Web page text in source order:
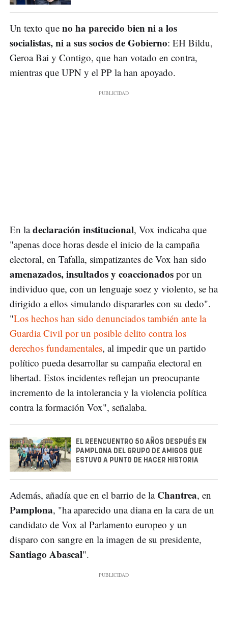
Un texto que no ha parecido bien ni a los
socialistas, ni a sus socios de Gobierno: EH Bildu,
Geroa Bai y Contigo, que han votado en contra,
mientras que UPN y el PP la han apoyado.
En ladeclaración institucional, Vox indicaba que
"apenas doce horas desde el inicio de la campaña
electoral, en Tafalla, simpatizantes de Vox han sido
amenazados, insultados y coaccionados por un
individuo que, con un lenguaje soez y violento, se ha
dirigido a ellos simulando dispararles con su dedo".
"Los hechos han sido denunciados también ante la
Guardia Civil por un posible delito contra los
derechos fundamentales, al impedir que un partido
político pueda desarrollar su campaña electoral en
libertad. Estos incidentes reflejan un preocupante
incremento de la intolerancia y la violencia política
contra la formación Vox", señalaba.
EL REENCUENTRO 50 AÑOS DESPUÉS EN
PAMPLONA DEL GRUPO DE AMIGOS QUE
ESTUVO A PUNTO DE HACER HISTORIA
Además, añadía que en el barrio de la Chantrea, en
Pamplona, "ha aparecido una diana en la cara de un
candidato de Vox al Parlamento europeo y un
disparo con sangre en la imagen de su presidente,
Santiago Abascal".